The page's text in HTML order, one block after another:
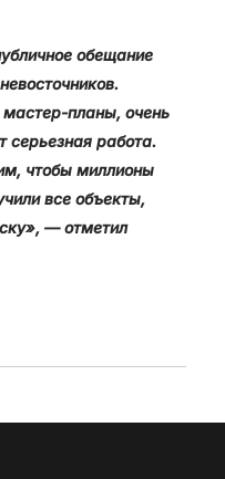
обещание
планы, очень
серьезная работа.
чтобы миллионы
все объекты,
— отметил